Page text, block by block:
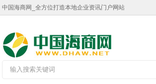
中国海商网_全方位打造本地企业资讯门户网站